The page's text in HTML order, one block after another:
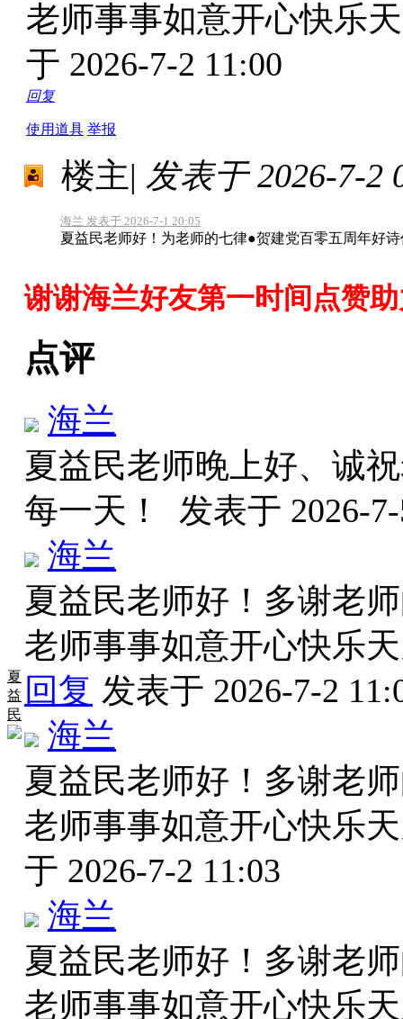
老师事事如意开心快乐
于 2026-7-2 11:00
回复
使用道具 举报
夏
益
民
楼主| 发表于 2026-7-2
海兰 发表于 2026-7-1 20:05
夏益民老师好！为老师的七律●贺建党百零五周年好
谢谢海兰好友第一时间点赞
点评
海兰
夏益民老师晚上好、诚
每一天！ 发表于 2026-
海兰
夏益民老师好！多谢老
老师事事如意开心快乐
回复 发表于 2026-7-2
海兰
夏益民老师好！多谢老
老师事事如意开心快乐
于 2026-7-2 11:03
海兰
夏益民老师好！多谢老
老师事事如意开心快乐